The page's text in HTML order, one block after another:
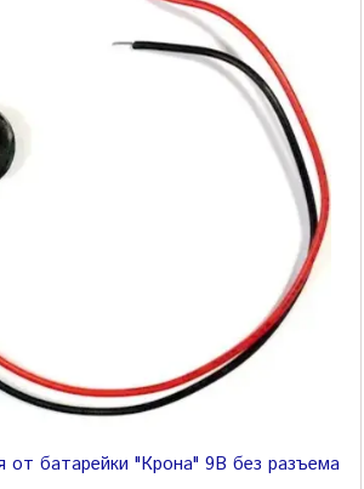
от батарейки "Крона" 9В без разъема